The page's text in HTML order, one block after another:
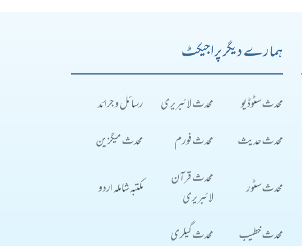
ہمارے دیگر پراجیکٹ
محدث سٹوڈیو محدث لائبریری
رسائل و جرائد
محدث حدیث
محدث فورم محدث میگزین
محدث سٹور
محدث قرآن
لائبریری
مکتبہ شاملہ اردو
محدث خطیب محدث گیلری